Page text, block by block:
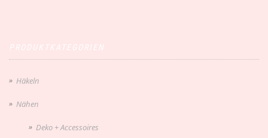
Häkeln
Nähen
Deko + Accessoires